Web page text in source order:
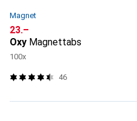
Magnet
CHF
23.–
Oxy Magnettabs
100x
46